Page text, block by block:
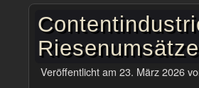
Veröffentlicht am 23. März 2026